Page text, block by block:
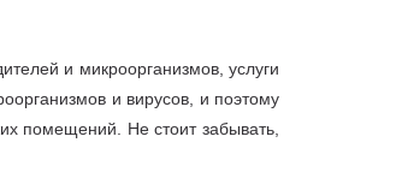
и микроорганизмов, услуги
и вирусов, и поэтому
помещений. Не стоит забывать,